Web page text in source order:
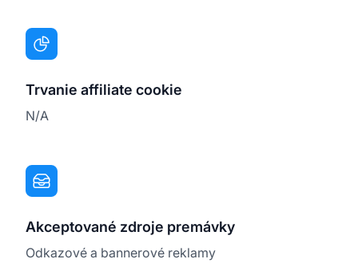
Trvanie affiliate cookie
N/A
Akceptované zdroje premávky
Odkazové a bannerové reklamy